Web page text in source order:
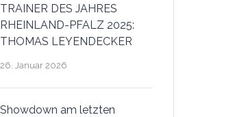
TRAINER DES JAHRES
RHEINLAND-PFALZ 2025:
THOMAS LEYENDECKER
26. Januar 2026
Showdown am letzten